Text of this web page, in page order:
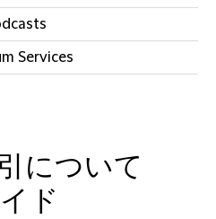
Services
について
ド